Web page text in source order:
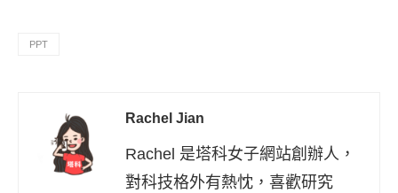
PPT
Rachel Jian
Rachel 是塔科女子網站創辦人，
對科技格外有熱忱，喜歡研究